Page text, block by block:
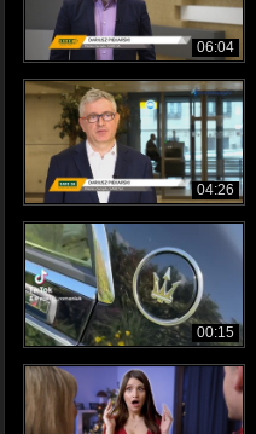
06:04
04:26
00:15